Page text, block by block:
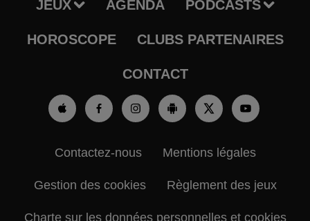
JEUX AGENDA PODCASTS
HOROSCOPE CLUBS PARTENAIRES
CONTACT
Contactez-nous Mentions légales
Gestion des cookies Règlement des jeux
Charte sur les données personnelles et cookies